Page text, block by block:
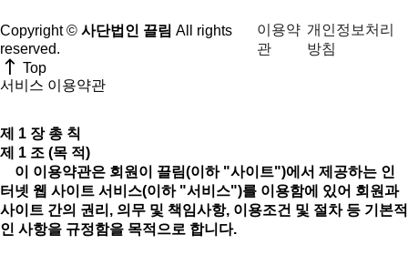
Copyright © 사단법인 끌림 All rights
reserved.
이용약
관
개인정보처리
방침
Top
서비스 이용약관
제 1 장 총 칙
제 1 조 (목 적)
이 이용약관은 회원이 끌림(이하 "사이트")에서 제공하는 인
터넷 웹 사이트 서비스(이하 "서비스")를 이용함에 있어 회원과
사이트 간의 권리, 의무 및 책임사항, 이용조건 및 절차 등 기본적
인 사항을 규정함을 목적으로 합니다.